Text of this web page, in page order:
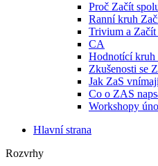
Proč Začít
Ranní kruh
Trivium a Začít
CA
Hodnotící kruh
Zkušenosti se
Jak ZaS
Co o ZAS
Workshopy
Hlavní strana
Rozvrhy